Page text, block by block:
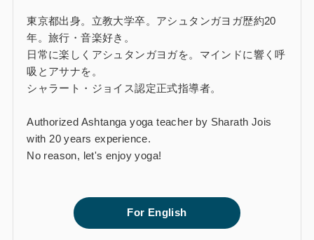
東京都出身。立教大学卒。アシュタンガヨガ歴約20
年。旅行・音楽好き。
日常に楽しくアシュタンガヨガを。マインドに響く呼
吸とアサナを。
シャラート・ジョイス認定正式指導者。
Authorized Ashtanga yoga teacher by Sharath Jois
with 20 years experience.
No reason, let's enjoy yoga!
For English